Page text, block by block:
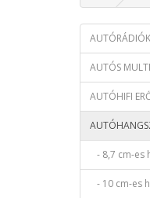
AUTÓRÁDIÓK
AUTÓS
AUTÓHIFI
- 8,7 cm-es
- 10 cm-es